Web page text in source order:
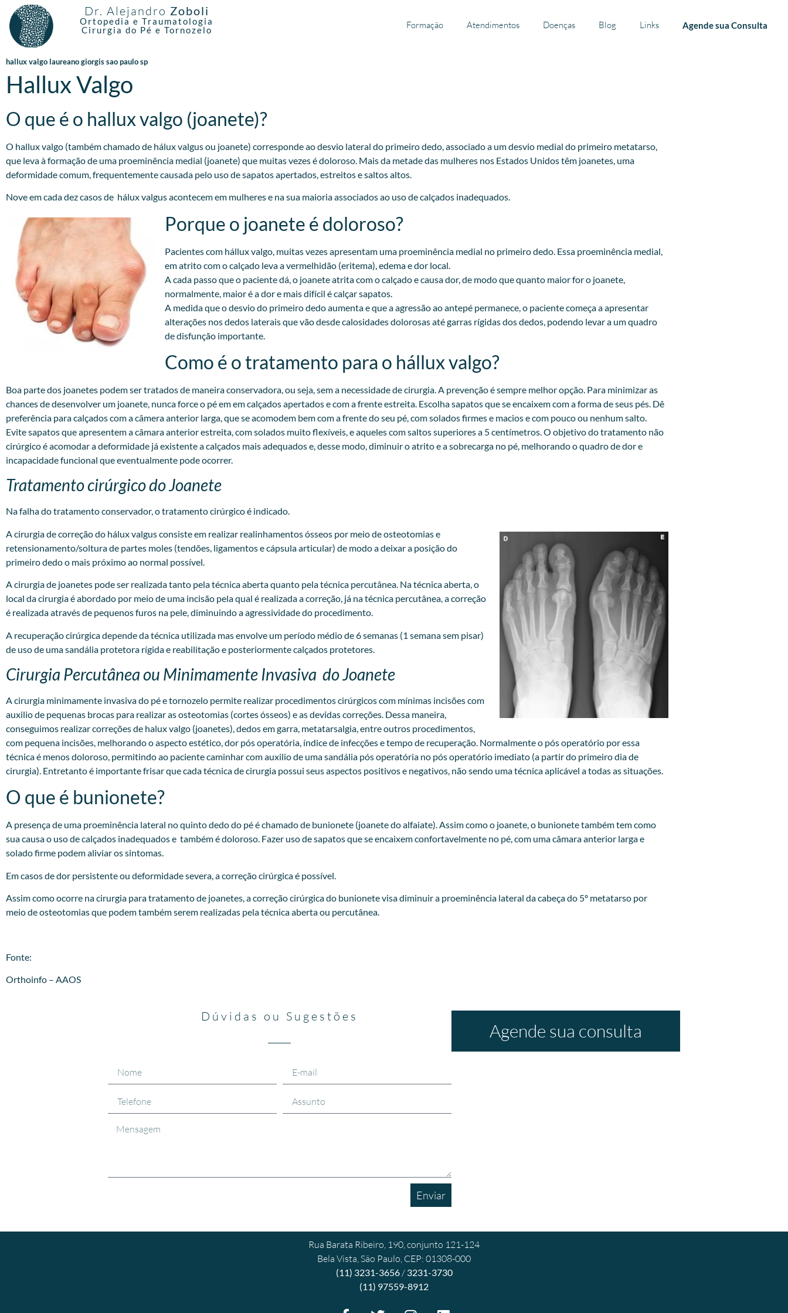
Dr. Alejandro Zoboli
Ortopedia e Traumatologia
Cirurgia do Pé e Tornozelo
Formação Atendimentos Doenças Blog Links Agende sua Consulta
hallux valgo laureano giorgis sao paulo sp
Hallux Valgo
O que é o hallux valgo (joanete)?
O hallux valgo (também chamado de hálux valgus ou joanete) corresponde ao desvio lateral do primeiro dedo, associado a um desvio medial do primeiro metatarso,
que leva à formação de uma proeminência medial (joanete) que muitas vezes é doloroso. Mais da metade das mulheres nos Estados Unidos têm joanetes, uma
deformidade comum, frequentemente causada pelo uso de sapatos apertados, estreitos e saltos altos.
Nove em cada dez casos de hálux valgus acontecem em mulheres e na sua maioria associados ao uso de calçados inadequados.
Porque o joanete é doloroso?
Pacientes com hállux valgo, muitas vezes apresentam uma proeminência medial no primeiro dedo. Essa proeminência medial,
em atrito com o calçado leva a vermelhidão (eritema), edema e dor local.
A cada passo que o paciente dá, o joanete atrita com o calçado e causa dor, de modo que quanto maior for o joanete,
normalmente, maior é a dor e mais difícil é calçar sapatos.
A medida que o desvio do primeiro dedo aumenta e que a agressão ao antepé permanece, o paciente começa a apresentar
alterações nos dedos laterais que vão desde calosidades dolorosas até garras rígidas dos dedos, podendo levar a um quadro
de disfunção importante.
Como é o tratamento para o hállux valgo?
Boa parte dos joanetes podem ser tratados de maneira conservadora, ou seja, sem a necessidade de cirurgia. A prevenção é sempre melhor opção. Para minimizar as
chances de desenvolver um joanete, nunca force o pé em em calçados apertados e com a frente estreita. Escolha sapatos que se encaixem com a forma de seus pés. Dê
preferência para calçados com a câmera anterior larga, que se acomodem bem com a frente do seu pé, com solados firmes e macios e com pouco ou nenhum salto.
Evite sapatos que apresentem a câmara anterior estreita, com solados muito flexíveis, e aqueles com saltos superiores a 5 centímetros. O objetivo do tratamento não
cirúrgico é acomodar a deformidade já existente a calçados mais adequados e, desse modo, diminuir o atrito e a sobrecarga no pé, melhorando o quadro de dor e
incapacidade funcional que eventualmente pode ocorrer.
Tratamento cirúrgico do Joanete
Na falha do tratamento conservador, o tratamento cirúrgico é indicado.
A cirurgia de correção do hálux valgus consiste em realizar realinhamentos ósseos por meio de osteotomias e
retensionamento/soltura de partes moles (tendões, ligamentos e cápsula articular) de modo a deixar a posição do
primeiro dedo o mais próximo ao normal possível.
A cirurgia de joanetes pode ser realizada tanto pela técnica aberta quanto pela técnica percutânea. Na técnica aberta, o
local da cirurgia é abordado por meio de uma incisão pela qual é realizada a correção, já na técnica percutânea, a correção
é realizada através de pequenos furos na pele, diminuindo a agressividade do procedimento.
A recuperação cirúrgica depende da técnica utilizada mas envolve um período médio de 6 semanas (1 semana sem pisar)
de uso de uma sandália protetora rígida e reabilitação e posteriormente calçados protetores.
Cirurgia Percutânea ou Minimamente Invasiva do Joanete
Acirurgia minimamente invasivado pé e tornozelo permite realizar procedimentos cirúrgicos com mínimas incisões com
auxilio de pequenas brocas para realizar as osteotomias (cortes ósseos) e as devidas correções. Dessa maneira,
conseguimos realizar correções de halux valgo (joanetes), dedos em garra, metatarsalgia, entre outros procedimentos,
com pequena incisões, melhorando o aspecto estético, dor pós operatória, índice de infecções e tempo de recuperação. Normalmente o pós operatório por essa
técnica é menos doloroso, permitindo ao paciente caminhar com auxilio de uma sandália pós operatória no pós operatório imediato (a partir do primeiro dia de
cirurgia). Entretanto é importante frisar que cada técnica de cirurgia possui seus aspectos positivos e negativos, não sendo uma técnica aplicável a todas as situações.
O que é bunionete?
A presença de uma proeminência lateral no quinto dedo do pé é chamado de bunionete (joanete do alfaiate). Assim como o joanete, o bunionete também tem como
sua causa o uso de calçados inadequados e também é doloroso. Fazer uso de sapatos que se encaixem confortavelmente no pé, com uma câmara anterior larga e
solado firme podem aliviar os sintomas.
Em casos de dor persistente ou deformidade severa, a correção cirúrgica é possível.
Assim como ocorre na cirurgia para tratamento de joanetes, a correção cirúrgica do bunionete visa diminuir a proeminência lateral da cabeça do 5º metatarso por
meio de osteotomias que podem também serem realizadas pela técnica aberta ou percutânea.
Fonte:
Orthoinfo – AAOS
Dúvidas ou Sugestões
Enviar
Agende sua consulta
Rua Barata Ribeiro, 190, conjunto 121-124
Bela Vista, São Paulo, CEP: 01308-000
(11) 3231-3656/ 3231-3730
(11) 97559-8912